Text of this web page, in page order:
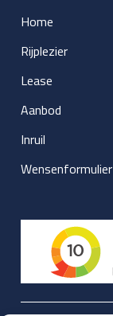
Home
Rijplezier
Lease
Aanbod
Inruil
Wensenformulier